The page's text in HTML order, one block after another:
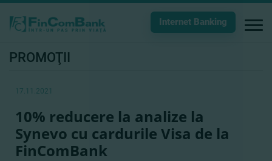
Internet Banking
PROMOŢII
17.11.2021
10% reducere la analize la
Synevo cu cardurile Visa de la
FinComBank